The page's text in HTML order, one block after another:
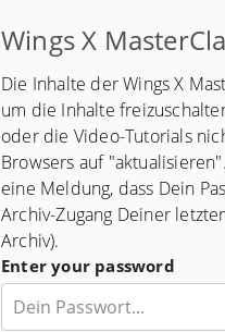
Wings X
Die Inhalte der Wings X
um die Inhalte
oder die Video-Tutorials
Browsers auf
eine Meldung, dass Dein
Archiv-Zugang Deiner
Archiv).
Enter your password